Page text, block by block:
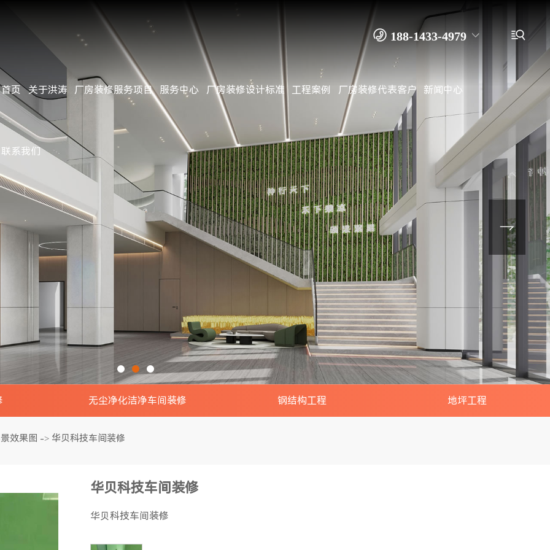

装修公司 办公室装修 写字楼装修
厂房装修 工厂装修 无尘车间装修
 188-1433-4979
138-2916-9915 余先生
0769－8262 4989
首页 关于洪涛
公司简介
企业文化
公司资质
公司环境
团队风采
视频中心
厂房装修服务项目
办公楼/办公室/写字楼装修
厂房/工厂装修
无尘净化洁净车间装修
钢结构工程
地坪工程
服务中心
服务流程
项目施工管理
设计团队
施工团队
厂房装修设计标准
施工标准
用料标准
施工工艺
工程案例
经典案例
近期完工
工地参观
厂房装修代表客户
客户见证 新闻中心
公司动态
行业资讯
行业新闻
常见问题
联系我们

果图
果图
无尘净化洁净车间装修
电子无尘车间实景效果图
制药无尘车间实景效果图
钢结构工程 地坪工程
效果图 -> 华贝科技车间装修
华贝科技车间装修
华贝科技车间装修